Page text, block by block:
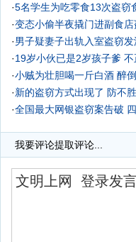
·5名学生为吃零食13次盗窃
·变态小偷半夜撬门进副食
·男子疑妻子出轨入室盗窃
·19岁小伙已是2岁孩子爹
·小贼为壮胆喝一斤白酒 醉
·新的盗窃方式出现了 防不胜
·全国最大网银盗窃案告破
我要评论提取评论...